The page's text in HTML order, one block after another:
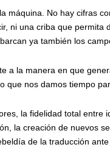
máquina. No hay cifras
ni una criba que permita
ya también los
a la manera en que
que nos damos tiempo
la fidelidad total entre
la creación de nuevos
de la traducción ante